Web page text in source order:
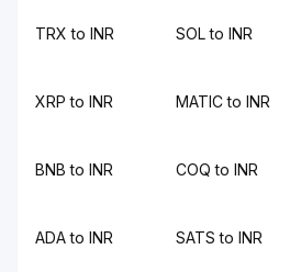
TRX to INR SOL to INR
XRP to INR MATIC to INR
BNB to INR COQ to INR
ADA to INR SATS to INR